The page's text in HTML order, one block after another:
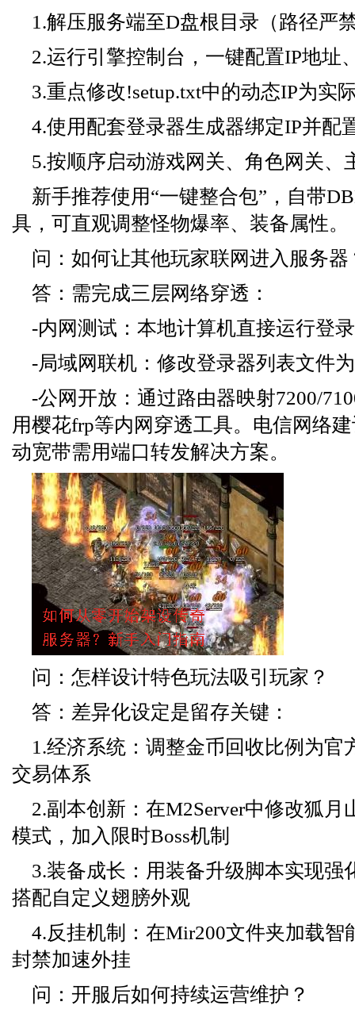
1.解压服务端至D盘根目录（路径严
2.运行引擎控制台，一键配置IP地址
3.重点修改!setup.txt中的动态IP为实
4.使用配套登录器生成器绑定IP并配
5.按顺序启动游戏网关、角色网关、
新手推荐使用“一键整合包”，自带
具，可直观调整怪物爆率、装备属性。
问：如何让其他玩家联网进入服务器
答：需完成三层网络穿透：
-内网测试：本地计算机直接运行登
-局域网联机：修改登录器列表文件
-公网开放：通过路由器映射7200/
用樱花frp等内网穿透工具。电信网络
动宽带需用端口转发解决方案。
问：怎样设计特色玩法吸引玩家？
答：差异化设定是留存关键：
1.经济系统：调整金币回收比例为官
交易体系
2.副本创新：在M2Server中修改狐月
模式，加入限时Boss机制
3.装备成长：用装备升级脚本实现强
搭配自定义翅膀外观
4.反挂机制：在Mir200文件夹加载智
封禁加速外挂
问：开服后如何持续运营维护？